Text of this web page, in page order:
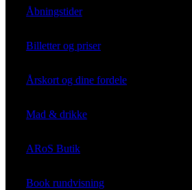
Åbningstider
Billetter og priser
Årskort og dine fordele
Mad & drikke
ARoS Butik
Book rundvisning